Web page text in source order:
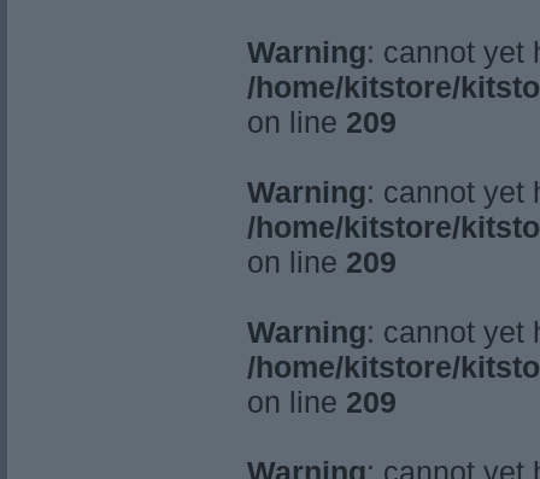
Warning: cannot yet
/home/kitstore/
on line 209
Warning: cannot yet
/home/kitstore/
on line 209
Warning: cannot yet
/home/kitstore/
on line 209
Warning: cannot yet